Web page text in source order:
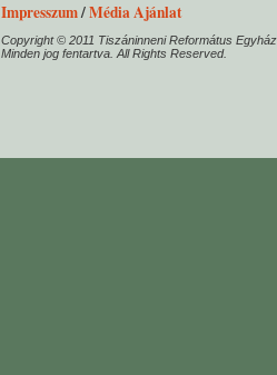
Impresszum/Média Ajánlat
Copyright © 2011 Tiszáninneni Református
Minden jog fentartva. All Rights Reserved.